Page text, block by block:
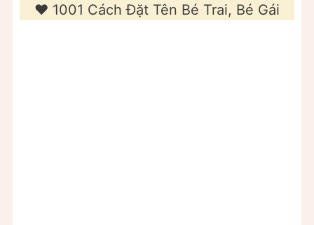
❤️️ 1001 Cách Đặt Tên Bé Trai, Bé Gái